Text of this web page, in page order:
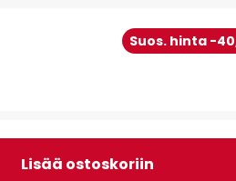
Suos. hinta -
Lisää ostoskoriin